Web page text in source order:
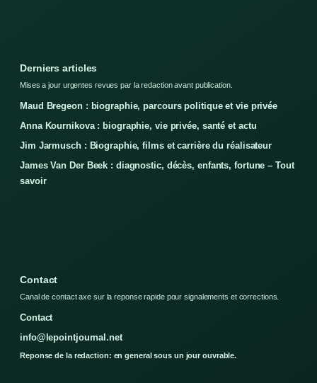
Derniers articles
Mises a jour urgentes revues par la redaction avant publication.
Maud Bregeon : biographie, parcours politique et vie privée
Anna Kournikova : biographie, vie privée, santé et actu
Jim Jarmusch : Biographie, films et carrière du réalisateur
James Van Der Beek : diagnostic, décès, enfants, fortune – Tout
savoir
Contact
Canal de contact axe sur la reponse rapide pour signalements et corrections.
Contact
info@lepointjournal.net
Reponse de la redaction: en general sous un jour ouvrable.